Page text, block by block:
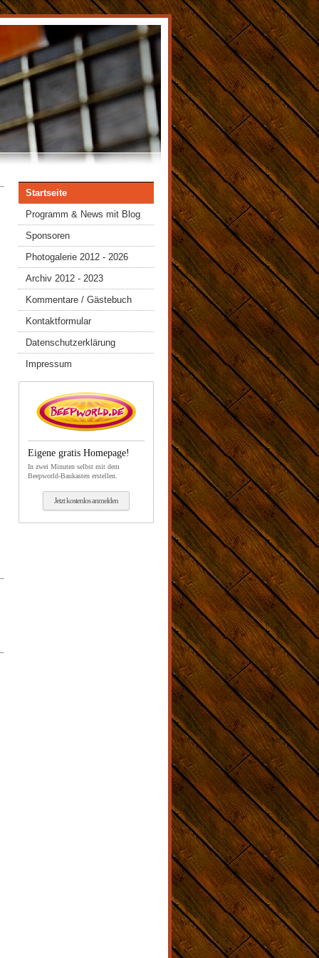
Startseite
Programm & News mit Blog
Sponsoren
Photogalerie 2012 - 2026
Archiv 2012 - 2023
Kommentare / Gästebuch
Kontaktformular
Datenschutzerklärung
Impressum
Eigene gratis Homepage!
In zwei Minuten selbst mit dem
Beepworld-Baukasten erstellen.
Jetzt kostenlos anmelden